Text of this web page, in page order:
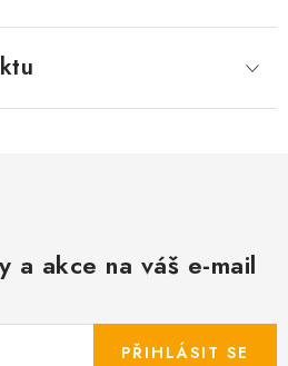
a akce na váš e-mail
PŘIHLÁSIT SE